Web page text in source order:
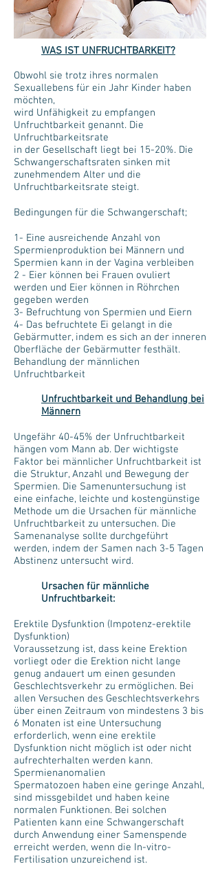
WAS IST UNFRUCHTBARKEIT?
Obwohl sie trotz ihres normalen
Sexuallebens für ein Jahr Kinder haben
möchten,
wird Unfähigkeit zu empfangen
Unfruchtbarkeit genannt. Die
Unfruchtbarkeitsrate
in der Gesellschaft liegt bei 15-20%. Die
Schwangerschaftsraten sinken mit
zunehmendem Alter und die
Unfruchtbarkeitsrate steigt.
Bedingungen für die Schwangerschaft;
1- Eine ausreichende Anzahl von
Spermienproduktion bei Männern und
Spermien kann in der Vagina verbleiben
2 - Eier können bei Frauen ovuliert
werden und Eier können in Röhrchen
gegeben werden
3- Befruchtung von Spermien und Eiern
4- Das befruchtete Ei gelangt in die
Gebärmutter, indem es sich an der inneren
Oberfläche der Gebärmutter festhält.
Behandlung der männlichen
Unfruchtbarkeit
Unfruchtbarkeit und Behandlung bei
Männern
Ungefähr 40-45% der Unfruchtbarkeit
hängen vom Mann ab. Der wichtigste
Faktor bei männlicher Unfruchtbarkeit ist
die Struktur, Anzahl und Bewegung der
Spermien. Die Samenuntersuchung ist
eine einfache, leichte und kostengünstige
Methode um die Ursachen für männliche
Unfruchtbarkeit zu untersuchen. Die
Samenanalyse sollte durchgeführt
werden, indem der Samen nach 3-5 Tagen
Abstinenz untersucht wird.
Ursachen für männliche
Unfruchtbarkeit:
Erektile Dysfunktion (Impotenz-erektile
Dysfunktion)
Voraussetzung ist, dass keine Erektion
vorliegt oder die Erektion nicht lange
genug andauert um einen gesunden
Geschlechtsverkehr zu ermöglichen. Bei
allen Versuchen des Geschlechtsverkehrs
über einen Zeitraum von mindestens 3 bis
6 Monaten ist eine Untersuchung
erforderlich, wenn eine erektile
Dysfunktion nicht möglich ist oder nicht
aufrechterhalten werden kann.
Spermienanomalien
Spermatozoen haben eine geringe Anzahl,
sind missgebildet und haben keine
normalen Funktionen. Bei solchen
Patienten kann eine Schwangerschaft
durch Anwendung einer Samenspende
erreicht werden, wenn die In-vitro-
Fertilisation unzureichend ist.